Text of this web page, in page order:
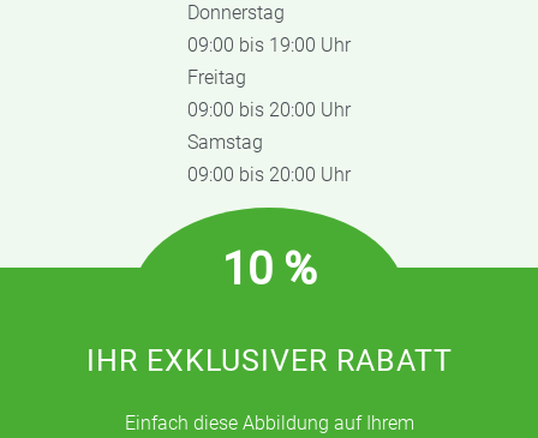
Donnerstag
09:00 bis 19:00 Uhr
Freitag
09:00 bis 20:00 Uhr
Samstag
09:00 bis 20:00 Uhr
10 %
IHR EXKLUSIVER RABATT
Einfach diese Abbildung auf Ihrem